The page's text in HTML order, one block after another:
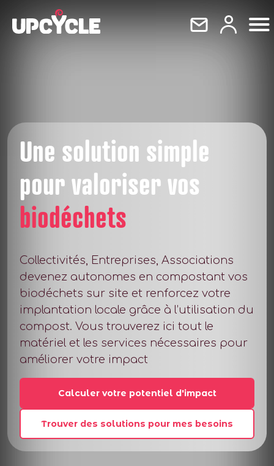
Une solution simple
pour valoriser vos
biodéchets
Collectivités, Entreprises, Associations
devenez autonomes en compostant vos
biodéchets sur site et renforcez votre
implantation locale grâce à l’utilisation du
compost. Vous trouverez ici tout le
matériel et les services nécessaires pour
améliorer votre impact
Calculer votre potentiel d'impact
Trouver des solutions pour mes besoins